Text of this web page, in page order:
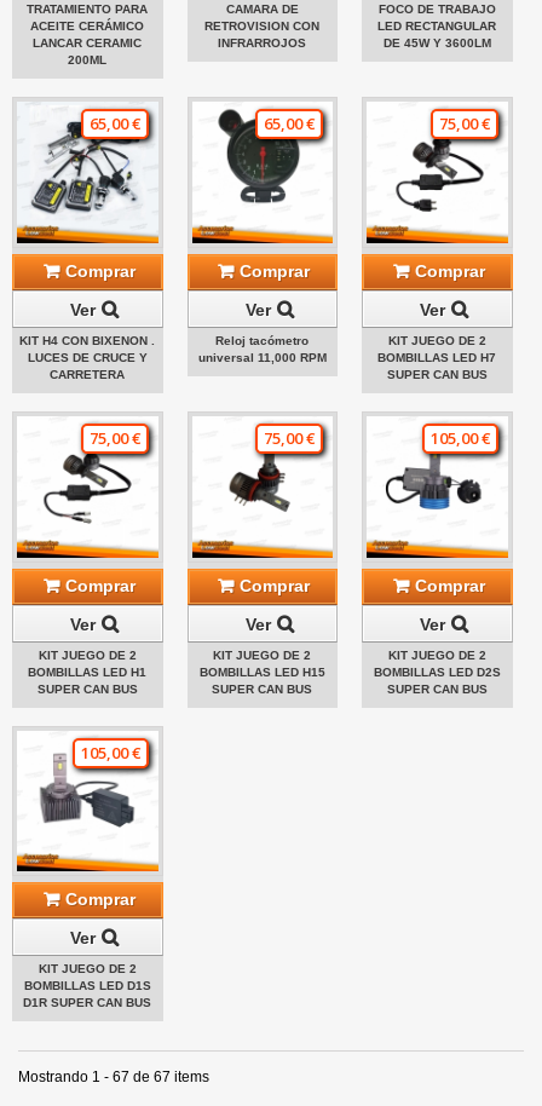
TRATAMIENTO PARA
ACEITE CERÁMICO
LANCAR CERAMIC
200ML
CAMARA DE
RETROVISION CON
INFRARROJOS
FOCO DE TRABAJO
LED RECTANGULAR
DE 45W Y 3600LM
65,00 €
Comprar
Ver
KIT H4 CON BIXENON .
LUCES DE CRUCE Y
CARRETERA
65,00 €
Comprar
Ver
Reloj tacómetro
universal 11,000 RPM
75,00 €
Comprar
Ver
KIT JUEGO DE 2
BOMBILLAS LED H7
SUPER CAN BUS
75,00 €
Comprar
Ver
KIT JUEGO DE 2
BOMBILLAS LED H1
SUPER CAN BUS
75,00 €
Comprar
Ver
KIT JUEGO DE 2
BOMBILLAS LED H15
SUPER CAN BUS
105,00 €
Comprar
Ver
KIT JUEGO DE 2
BOMBILLAS LED D2S
SUPER CAN BUS
105,00 €
Comprar
Ver
KIT JUEGO DE 2
BOMBILLAS LED D1S
D1R SUPER CAN BUS
Mostrando 1 - 67 de 67 items